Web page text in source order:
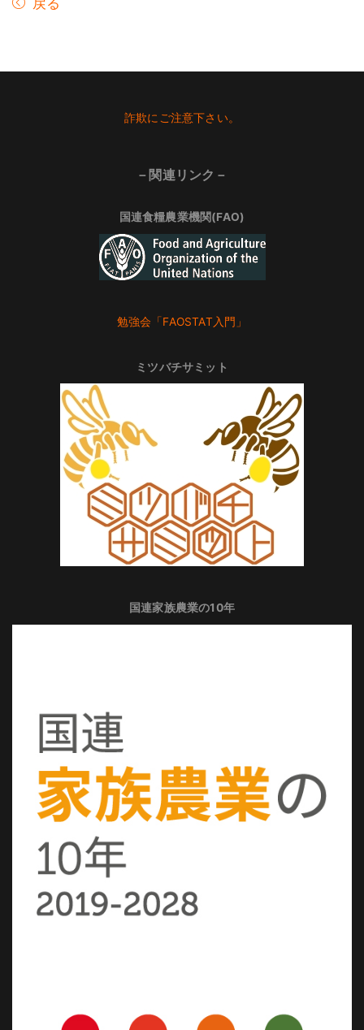
戻る
詐欺にご注意下さい。
－関連リンク－
国連食糧農業機関(FAO)
勉強会「FAOSTAT入門」
ミツバチサミット
国連家族農業の10年